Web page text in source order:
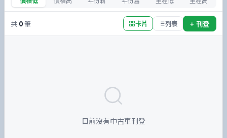
共 0筆 卡片 列表 + 刊登
目前沒有中古車刊登